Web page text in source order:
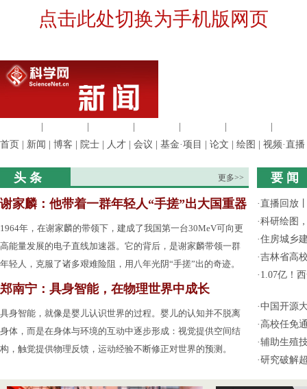
点击此处切换为手机版网页
首页
新闻 博客 院士 人才 会议 基金·项目 论文 绘图 视频·直播
头 条 更多>>
谢家麟：他带着一群年轻人“手搓”出大国重器
1964年，在谢家麟的带领下，建成了我国第一台30MeV可向更
高能量发展的电子直线加速器。它的背后，是谢家麟带领一群
年轻人，克服了诸多艰难险阻，用八年光阴“手搓”出的奇迹。
郑南宁：具身智能，在物理世界中成长
具身智能，就像是婴儿认识世界的过程。婴儿的认知并不脱离
身体，而是在身体与环境的互动中逐步形成：视觉提供空间结
构，触觉提供物理反馈，运动经验不断修正对世界的预测。
要 闻
·直播回放
·科研绘图
·住房城乡
·吉林省高
· 1.07亿！
·中国开源
· 高校任免
·辅助生殖
·研究破解